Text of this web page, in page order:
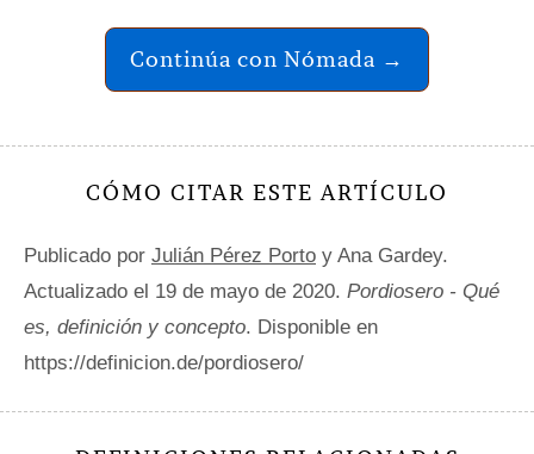
Continúa con Nómada →
CÓMO CITAR ESTE ARTÍCULO
Publicado por Julián Pérez Porto y Ana Gardey.
Actualizado el 19 de mayo de 2020. Pordiosero - Qué
es, definición y concepto. Disponible en
https://definicion.de/pordiosero/